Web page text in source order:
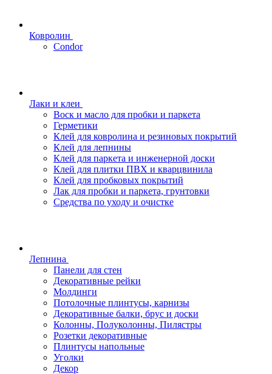
Ковролин
Condor
Лаки и клеи
Воск и масло для пробки и паркета
Герметики
Клей для ковролина и резиновых покрытий
Клей для лепнины
Клей для паркета и инженерной доски
Клей для плитки ПВХ и кварцвинила
Клей для пробковых покрытий
Лак для пробки и паркета, грунтовки
Средства по уходу и очистке
Лепнина
Панели для стен
Декоративные рейки
Молдинги
Потолочные плинтусы, карнизы
Декоративные балки, брус и доски
Колонны, Полуколонны, Пилястры
Розетки декоративные
Плинтусы напольные
Уголки
Декор